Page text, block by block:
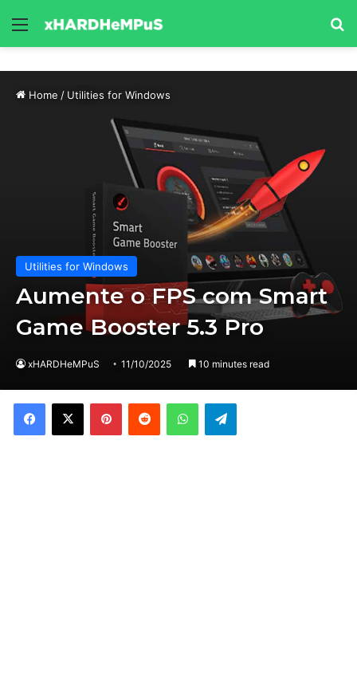
Menu
Home / Utilities for Windows
Utilities for Windows
Aumente o FPS com Smart
Game Booster 5.3 Pro
xHARDHeMPuS 11/10/2025 10 minutes read
Facebook
X PinterestReddit WhatsAppTelegram